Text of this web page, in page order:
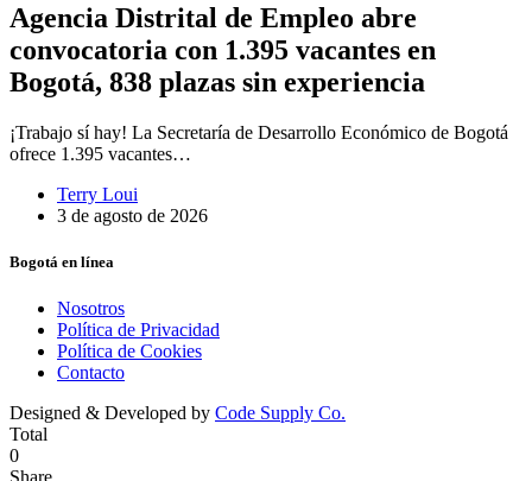
Agencia Distrital de Empleo abre
convocatoria con 1.395 vacantes en
Bogotá, 838 plazas sin experiencia
¡Trabajo sí hay! La Secretaría de Desarrollo Económico de Bogotá
ofrece 1.395 vacantes…
Terry Loui
3 de agosto de 2026
Bogotá en línea
Nosotros
Política de Privacidad
Política de Cookies
Contacto
Designed & Developed by Code Supply Co.
Total
0